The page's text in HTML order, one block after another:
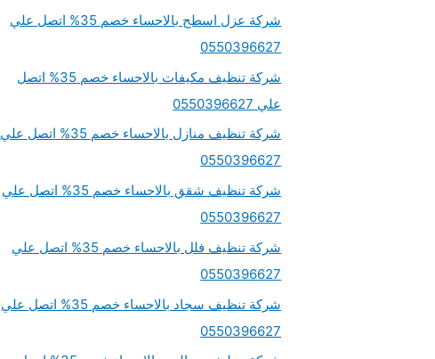
شركة عزل اسطح بالاحساء خصم 35% اتصل علي
0550396627
شركة تنظيف مكيفات بالاحساء خصم 35% اتصل
علي 0550396627
شركة تنظيف منازل بالاحساء خصم 35% اتصل علي
0550396627
شركة تنظيف شقق بالاحساء خصم 35% اتصل علي
0550396627
شركة تنظيف فلل بالاحساء خصم 35% اتصل علي
0550396627
شركة تنظيف سجاد بالاحساء خصم 35% اتصل علي
0550396627